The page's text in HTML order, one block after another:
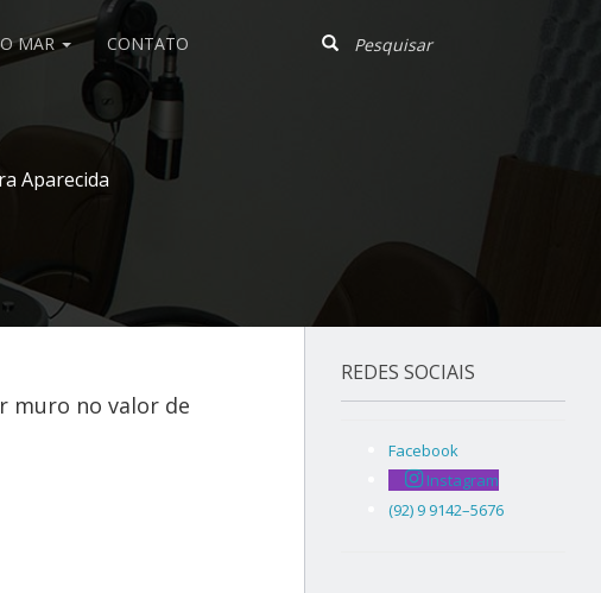
MAR CONTATO
Aparecida
muro no valor de
REDES SOCIAIS
Facebook
Instagram
(92) 9 9142–5676